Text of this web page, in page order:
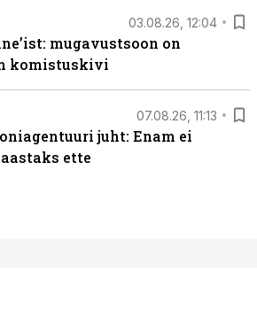
03.08.26, 12:04
mugavustsoon on
komistuskivi
07.08.26, 11:13
juht: Enam ei
ette